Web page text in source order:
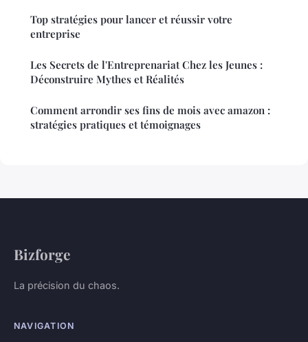
Top stratégies pour lancer et réussir votre
entreprise
Les Secrets de l'Entreprenariat Chez les Jeunes :
Déconstruire Mythes et Réalités
Comment arrondir ses fins de mois avec amazon :
stratégies pratiques et témoignages
Bizforge
La précision du chaos.
NAVIGATION